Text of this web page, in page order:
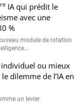
reIA qui prédit le
avec une
%
module de rotation
ou mieux
dilemme de l’IA en
un levier